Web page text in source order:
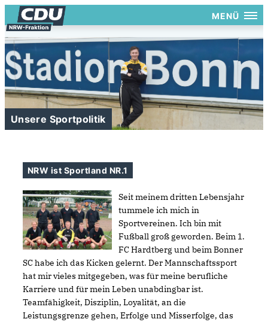
MENÜ
Unsere Sportpolitik
NRW ist Sportland NR.1
Seit meinem dritten Lebensjahr
tummele ich mich in
Sportvereinen. Ich bin mit
Fußball groß geworden. Beim 1.
FC Hardtberg und beim Bonner
SC habe ich das Kicken gelernt. Der Mannschaftssport
hat mir vieles mitgegeben, was für meine berufliche
Karriere und für mein Leben unabdingbar ist.
Teamfähigkeit, Disziplin, Loyalität, an die
Leistungsgrenze gehen, Erfolge und Misserfolge, das